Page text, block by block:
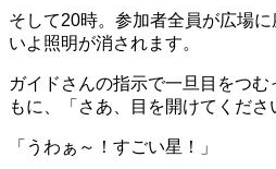
そして20時。参加者全員が広場
いよ照明が消されます。
ガイドさんの指示で一旦目をつ
もに、「さあ、目を開けてくださ
「うわぁ～！すごい星！」